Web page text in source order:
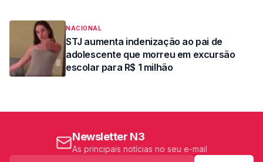
NACIONAL
STJ aumenta indenização ao pai de
adolescente que morreu em excursão
escolar para R$ 1 milhão
Newsletter N3
As principais notícias no seu e-mail